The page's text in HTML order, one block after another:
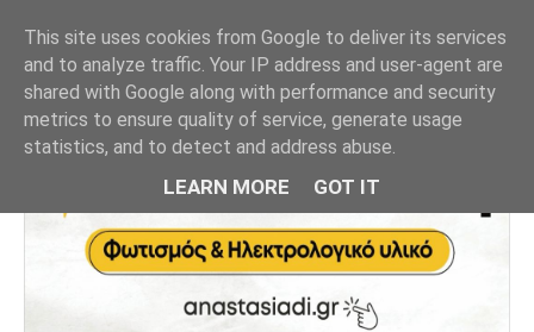
This site uses cookies from Google to deliver its services
and to analyze traffic. Your IP address and user-agent are
shared with Google along with performance and security
metrics to ensure quality of service, generate usage
statistics, and to detect and address abuse.
LEARN MORE GOT IT